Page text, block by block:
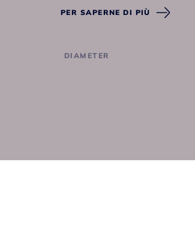
PER SAPERNE DI PIÙ
DIAMETER